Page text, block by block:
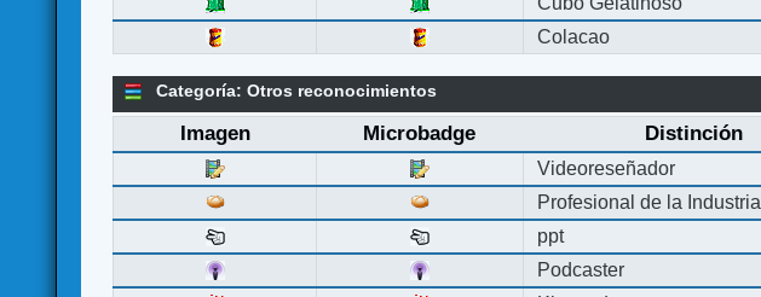
Colacao
Categoría: Otros reconocimientos
Imagen Microbadge Distinción
Videoreseñador
Profesional de la Industria
ppt
Podcaster